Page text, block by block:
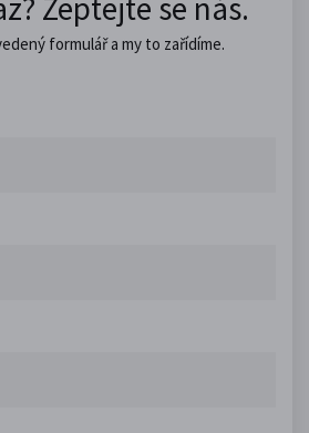
formulář a my to zařídíme.